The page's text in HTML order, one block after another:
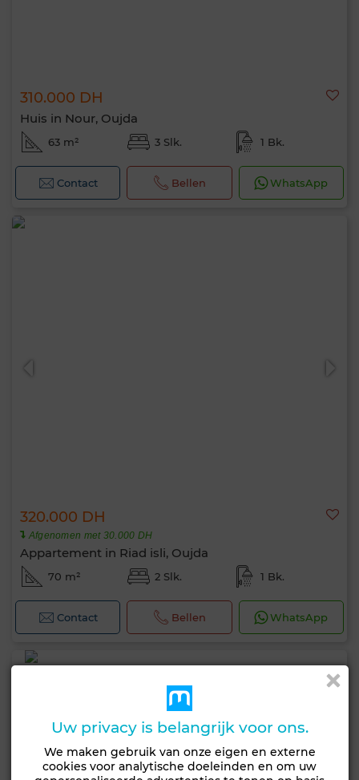
310.000 DH
Huis in Nour, Oujda
63 m² 3 Slk. 1 Bk.
Contact Bellen WhatsApp
320.000 DH
Afgenomen met 30.000 DH
Appartement in Riad isli, Oujda
70 m² 2 Slk. 1 Bk.
Contact Bellen WhatsApp
Uw privacy is belangrijk voor ons.
We maken gebruik van onze eigen en externe
cookies voor analytische doeleinden en om uw